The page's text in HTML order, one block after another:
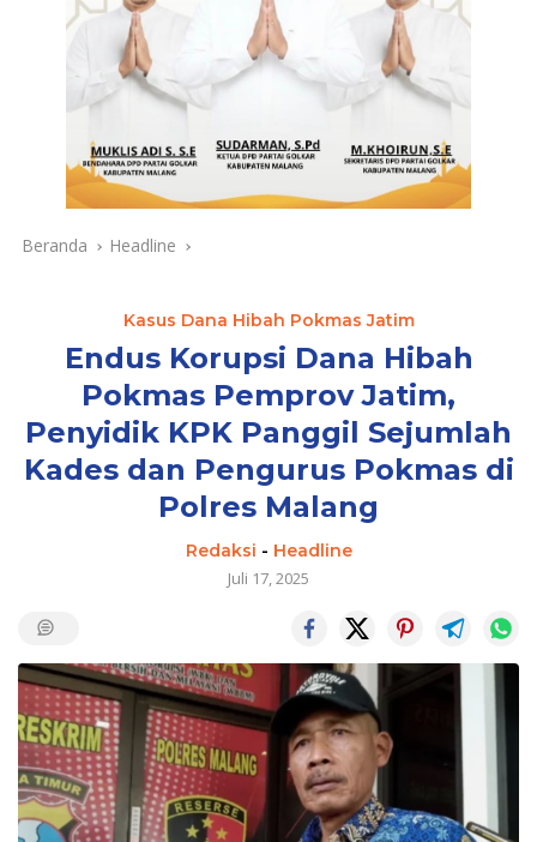
Beranda Headline
Kasus Dana Hibah Pokmas Jatim
Endus Korupsi Dana Hibah
Pokmas Pemprov Jatim,
Penyidik KPK Panggil Sejumlah
Kades dan Pengurus Pokmas di
Polres Malang
Redaksi - Headline
Juli 17, 2025